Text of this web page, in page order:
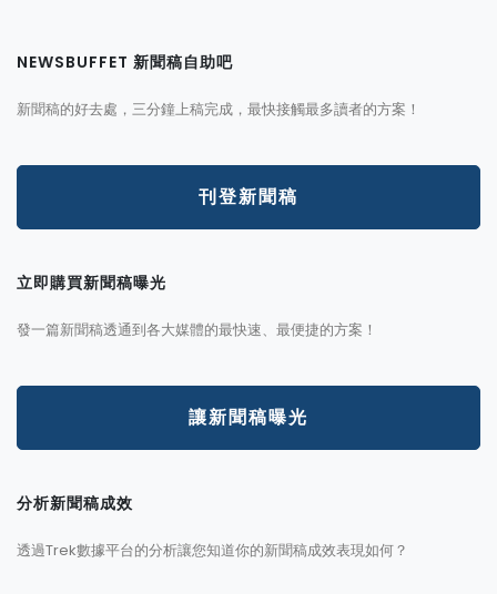
NEWSBUFFET 新聞稿自助吧
新聞稿的好去處，三分鐘上稿完成，最快接觸最多讀者的方案！
刊登新聞稿
立即購買新聞稿曝光
發一篇新聞稿透通到各大媒體的最快速、最便捷的方案！
讓新聞稿曝光
分析新聞稿成效
透過Trek數據平台的分析讓您知道你的新聞稿成效表現如何？